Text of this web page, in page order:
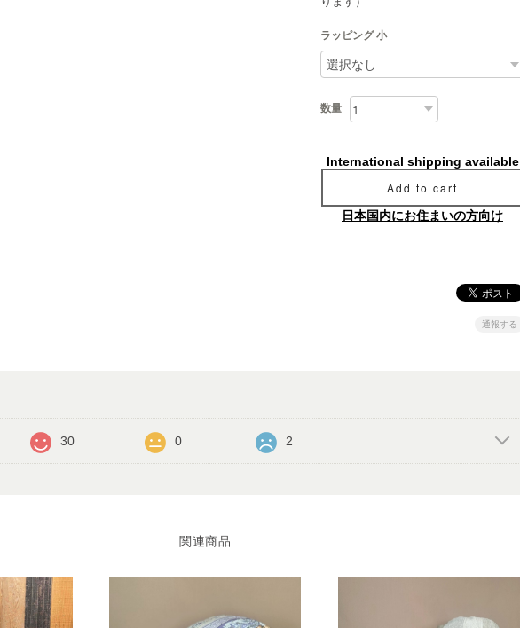
ラッピング 小
数量
International shipping available
Add to cart
日本国内にお住まいの方向け
通報する
30 0 2
関連商品